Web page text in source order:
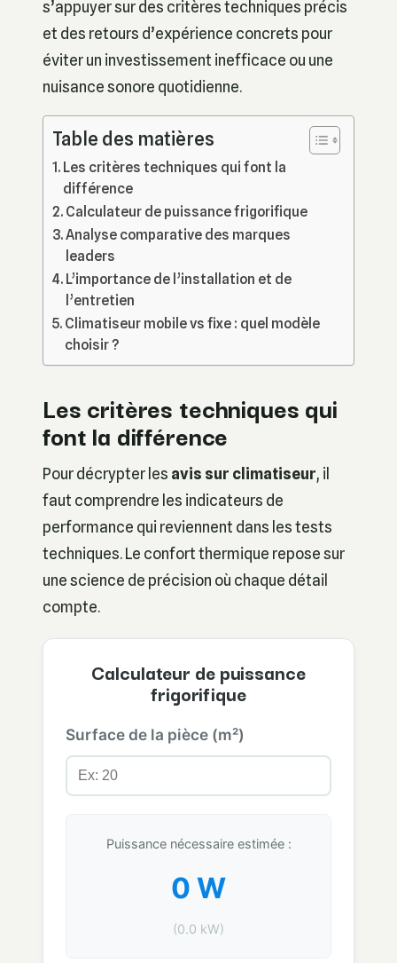
s’appuyer sur des critères techniques précis
et des retours d’expérience concrets pour
éviter un investissement inefficace ou une
nuisance sonore quotidienne.
Table des matières
Les critères techniques qui font la
différence
Calculateur de puissance frigorifique
Analyse comparative des marques
leaders
L’importance de l’installation et de
l’entretien
Climatiseur mobile vs fixe : quel modèle
choisir ?
Les critères techniques qui
font la différence
Pour décrypter les avis sur climatiseur, il
faut comprendre les indicateurs de
performance qui reviennent dans les tests
techniques. Le confort thermique repose sur
une science de précision où chaque détail
compte.
Calculateur de puissance
frigorifique
Surface de la pièce (m²)
Puissance nécessaire estimée :
0 W
(0.0 kW)